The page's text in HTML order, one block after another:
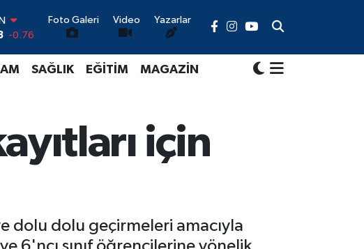
-0.76
1.44
Foto Galeri Video Yazarlar
SAĞLIK EĞİTİM MAGAZİN
için
dolu dolu geçirmeleri amacıyla